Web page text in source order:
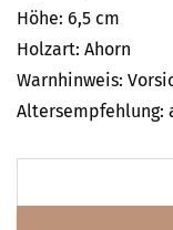
Höhe: 6,5 cm
Holzart: Ahorn
Warnhinweis:
Altersempfehlung: